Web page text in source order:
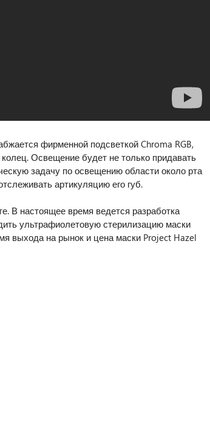
фирменной подсветкой Chroma RGB,
Освещение будет не только придавать
задачу по освещению области около рта
артикуляцию его губ.
В настоящее время ведется разработка
ультрафиолетовую стерилизацию маски
выхода на рынок и цена маски Project Hazel